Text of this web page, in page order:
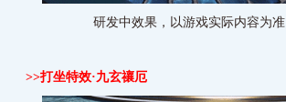
研发中效果，以游戏实际内容为准
>>打坐特效·九玄禳厄